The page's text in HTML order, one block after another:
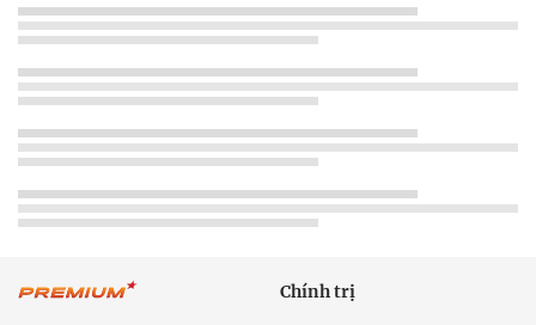
Chính trị